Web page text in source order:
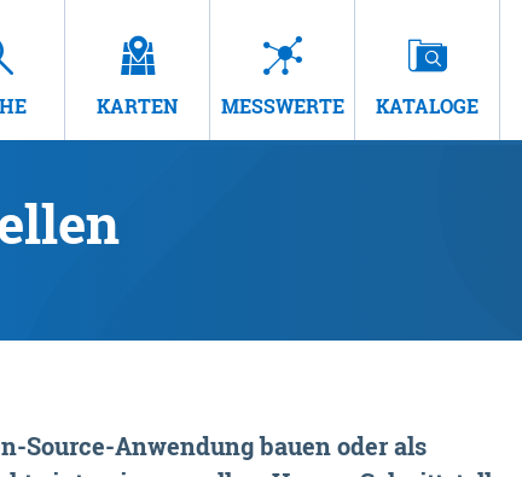
KARTEN MESSWERTE KATALOGE
Source-Anwendung bauen oder als